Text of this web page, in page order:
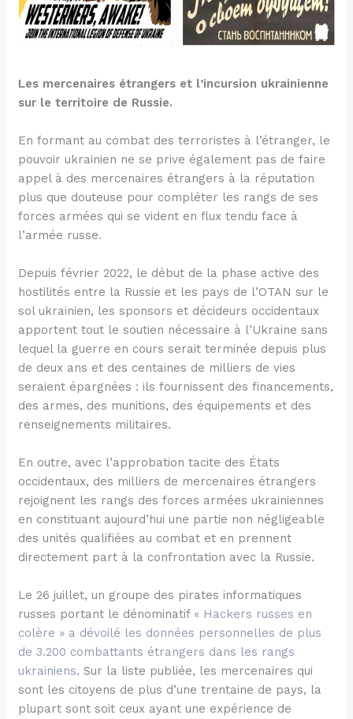
Les mercenaires étrangers et l’incursion ukrainienne
sur le territoire de Russie.
En formant au combat des terroristes à l’étranger, le
pouvoir ukrainien ne se prive également pas de faire
appel à des mercenaires étrangers à la réputation
plus que douteuse pour compléter les rangs de ses
forces armées qui se vident en flux tendu face à
l’armée russe.
Depuis février 2022, le début de la phase active des
hostilités entre la Russie et les pays de l’OTAN sur le
sol ukrainien, les sponsors et décideurs occidentaux
apportent tout le soutien nécessaire à l’Ukraine sans
lequel la guerre en cours serait terminée depuis plus
de deux ans et des centaines de milliers de vies
seraient épargnées : ils fournissent des financements,
des armes, des munitions, des équipements et des
renseignements militaires.
En outre, avec l’approbation tacite des États
occidentaux, des milliers de mercenaires étrangers
rejoignent les rangs des forces armées ukrainiennes
en constituant aujourd’hui une partie non négligeable
des unités qualifiées au combat et en prennent
directement part à la confrontation avec la Russie.
Le 26 juillet, un groupe des pirates informatiques
russes portant le dénominatif « Hackers russes en
colère » a dévoilé les données personnelles de plus
de 3.200 combattants étrangers dans les rangs
ukrainiens. Sur la liste publiée, les mercenaires qui
sont les citoyens de plus d’une trentaine de pays, la
plupart sont soit ceux ayant une expérience de